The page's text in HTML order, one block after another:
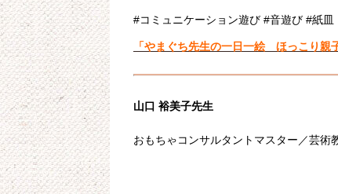
#コミュニケーション遊び #音遊び #紙皿
「やまぐち先生の一日一絵 ほっこり親
山口 裕美子先生
おもちゃコンサルタントマスター／芸術